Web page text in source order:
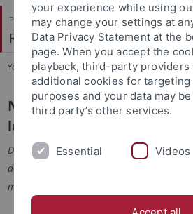
Philosophische Fakultät
Romanisches Seminar
You are here: Startseite ...
Nicht mehr am
lehrende Dozenten
Die Kontaktinformationen werden nur auf
daher können wir leider keine Aussage
machen.
your experience while using
may change your settings at
Data Privacy Statement at the
page. When you accept the
playback, third-party providers
additional cookies for
purposes and your data may
third party’s other services.
Essential Videos